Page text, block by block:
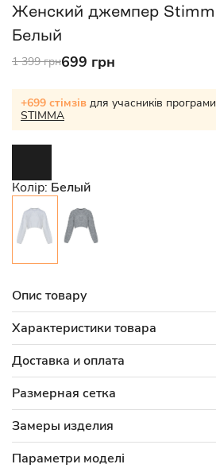
Женский джемпер
Белый
1 399 грн699 грн
+699 стімзів для учасників
STIMMA
Колір: Белый
Опис товару
Характеристики товара
Доставка и оплата
Размерная сетка
Замеры изделия
Параметри моделі